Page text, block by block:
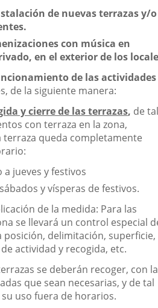
de nuevas terrazas y/o
con música en
en el exterior de los
de las actividades
de la siguiente manera:
y cierre de las terrazas, de tal
con terraza en la zona,
queda completamente
a jueves y festivos
y vísperas de festivos.
de la medida: Para las
se llevará un control especial
posición, delimitación, superficie,
actividad y recogida, etc.
se deberán recoger, con
que sean necesarias, y de tal
uso fuera de horarios.